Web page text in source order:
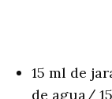
15 ml de
de agua/